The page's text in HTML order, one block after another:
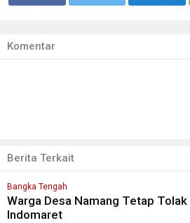
Komentar
Berita Terkait
Bangka Tengah
Warga Desa Namang Tetap
Indomaret